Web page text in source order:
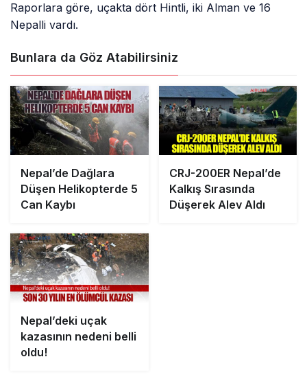
Raporlara göre, uçakta dört Hintli, iki Alman ve 16
Nepalli vardı.
Bunlara da Göz Atabilirsiniz
Nepal’de Dağlara
Düşen Helikopterde 5
Can Kaybı
CRJ-200ER Nepal’de
Kalkış Sırasında
Düşerek Alev Aldı
Nepal’deki uçak
kazasının nedeni belli
oldu!